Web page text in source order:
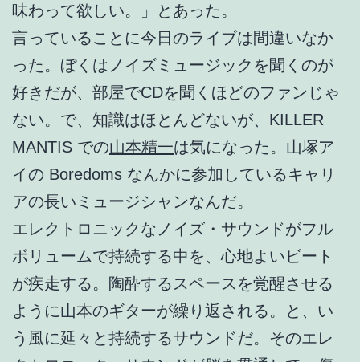
味わって欲しい。」とあった。
言っていることに今日のライブは間違いなか
った。ぼくはノイズミュージックを聞くのが
好きだが、部屋でCDを聞くほどのファンじゃ
ない。で、知識はほとんどないが、KILLER
MANTIS での山本精一は気になった。山塚ア
イの Boredoms なんかに参加しているキャリ
アの長いミュージシャンなんだ。
エレクトロニックなノイズ・サウンドがフル
ボリュームで持続する中を、心地よいビート
が疾走する。陶酔するスペースを覚醒させる
ように山本のギターが繰り返される。と、い
う風に延々と持続するサウンドだ。そのエレ